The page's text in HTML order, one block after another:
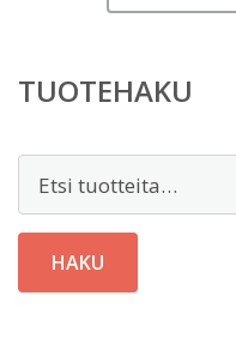
TUOTEHAKU
HAKU